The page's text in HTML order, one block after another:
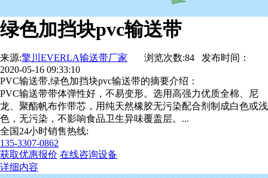
绿色加挡块pvc输送带
来源:擎川EVERLA输送带厂家 浏览次数:84 发布时间：
2020-05-16 09:33:10
PVC输送带,绿色加挡块pvc输送带的摘要介绍：
PVC输送带带体弹性好，不易变形。选用高强力优质全棉、尼
龙、聚酯帆布作带芯，用纯天然橡胶无污染配合剂制成白色或浅
色，无污染，不影响食品卫生异味覆盖层。...
全国24小时销售热线:
135-3307-0862
获取优惠报价 在线咨询设备
详细内容